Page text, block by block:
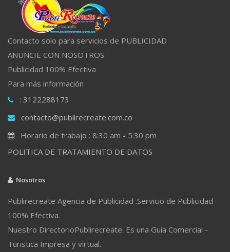
Contacto solo para servicios de PUBLICIDAD
ANUNCIE CON NOSOTROS
Publicidad 100% Efectiva
Para más información
: 3122288173
contacto@publirecreate.com.co
Horario de trabajo : 8:30 am - 5:30 pm
POLITICA DE TRATAMIENTO DE DATOS
Nosotros
Publirecreate Agencia de Publicidad .Servicio de Publicidad
100% Efectiva.
Nuestro DirectorioPublirecreate. Es una Guía Comercial -
Turistica Impresa y virtual.